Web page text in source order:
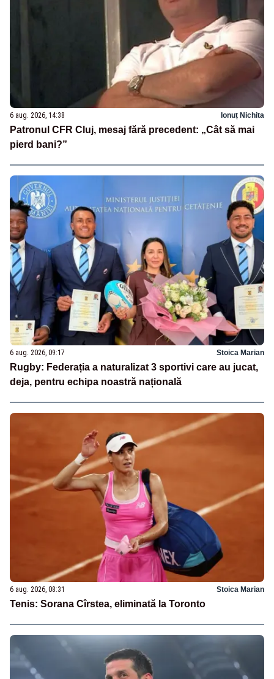
6 aug. 2026, 14:38 Ionuț Nichita
Patronul CFR Cluj, mesaj fără precedent: „Cât să mai
pierd bani?”
6 aug. 2026, 09:17 Stoica Marian
Rugby: Federația a naturalizat 3 sportivi care au jucat,
deja, pentru echipa noastră națională
6 aug. 2026, 08:31 Stoica Marian
Tenis: Sorana Cîrstea, eliminată la Toronto